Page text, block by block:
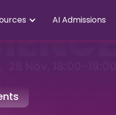
AI Admissions